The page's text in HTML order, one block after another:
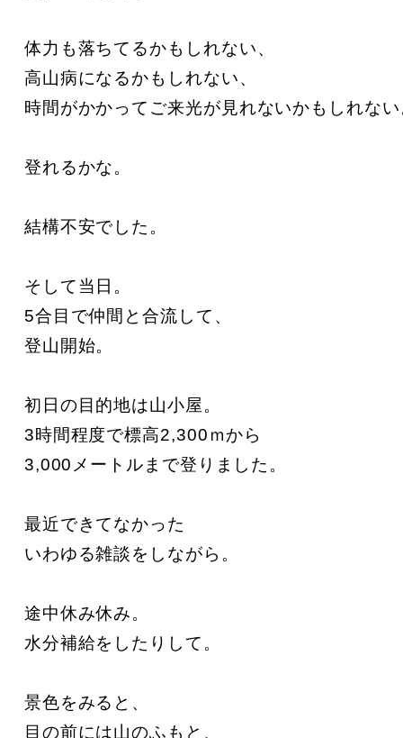
体力も落ちてるかもしれない、
高山病になるかもしれない、
時間がかかってご来光が見れないかもしれな
登れるかな。
結構不安でした。
そして当日。
5合目で仲間と合流して、
登山開始。
初日の目的地は山小屋。
3時間程度で標高2,300ｍから
3,000メートルまで登りました。
最近できてなかった
いわゆる雑談をしながら。
途中休み休み。
水分補給をしたりして。
景色をみると、
目の前には山のふもと、